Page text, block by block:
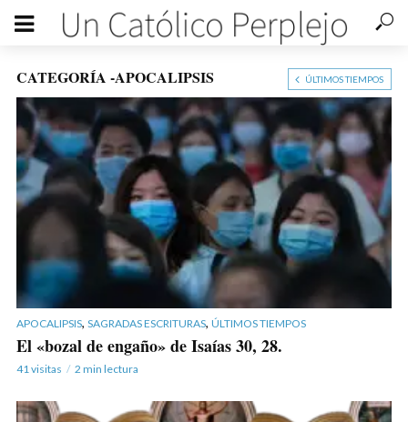
CATEGORÍA -APOCALIPSIS ÚLTIMOS TIEMPOS
APOCALIPSIS, SAGRADAS ESCRITURAS, ÚLTIMOS TIEMPOS
El «bozal de engaño» de Isaías 30, 28.
41 visitas 2 min lectura